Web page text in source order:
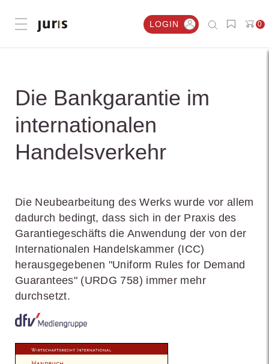
Menü öffnen LOGIN 0
Die Bankgarantie im
internationalen
Handelsverkehr
Die Neubearbeitung des Werks wurde vor allem
dadurch bedingt, dass sich in der Praxis des
Garantiegeschäfts die Anwendung der von der
Internationalen Handelskammer (ICC)
herausgegebenen "Uniform Rules for Demand
Guarantees" (URDG 758) immer mehr
durchsetzt.